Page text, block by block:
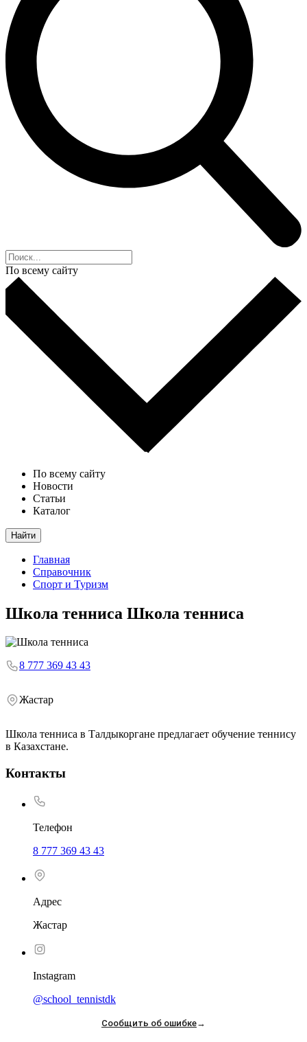
По всему сайту
По всему сайту
Новости
Статьи
Каталог
Найти
Главная
Справочник
Спорт и Туризм
Школа тенниса Школа тенниса
8 777 369 43 43
Жастар
Школа тенниса в Талдыкоргане предлагает обучение теннису
в Казахстане.
Контакты
Телефон
8 777 369 43 43
Адрес
Жастар
Instagram
@school_tennistdk
Сообщить об ошибке→